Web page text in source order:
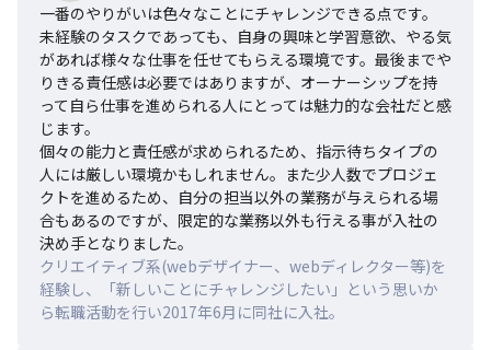
一番のやりがいは色々なことにチャレンジできる点です。
未経験のタスクであっても、自身の興味と学習意欲、やる気
があれば様々な仕事を任せてもらえる環境です。最後までや
りきる責任感は必要ではありますが、オーナーシップを持
って自ら仕事を進められる人にとっては魅力的な会社だと感
じます。
個々の能力と責任感が求められるため、指示待ちタイプの
人には厳しい環境かもしれません。また少人数でプロジェ
クトを進めるため、自分の担当以外の業務が与えられる場
合もあるのですが、限定的な業務以外も行える事が入社の
決め手となりました。
クリエイティブ系(webデザイナー、webディレクター等)を
経験し、「新しいことにチャレンジしたい」という思いか
ら転職活動を行い2017年6月に同社に入社。